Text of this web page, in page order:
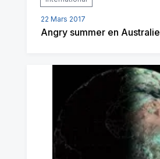
22 Mars 2017
Angry summer en Australie